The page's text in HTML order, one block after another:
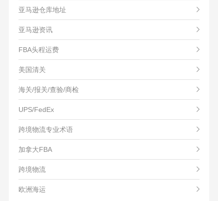
亚马逊仓库地址
亚马逊资讯
FBA头程运费
美国清关
海关/报关/查验/商检
UPS/FedEx
跨境物流专业术语
加拿大FBA
跨境物流
欧洲海运